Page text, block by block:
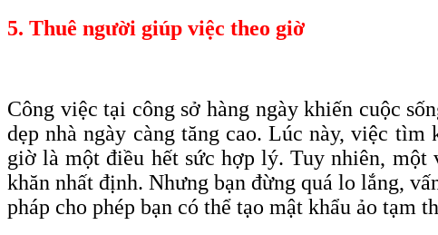
5. Thuê người giúp việc theo giờ
Công việc tại công sở hàng ngày khiến cuộc
dẹp nhà ngày càng tăng cao. Lúc này, việc
giờ là một điều hết sức hợp lý. Tuy nhiên, một
khăn nhất định. Nhưng bạn đừng quá lo lắng,
pháp cho phép bạn có thể tạo mật khẩu ảo tạm